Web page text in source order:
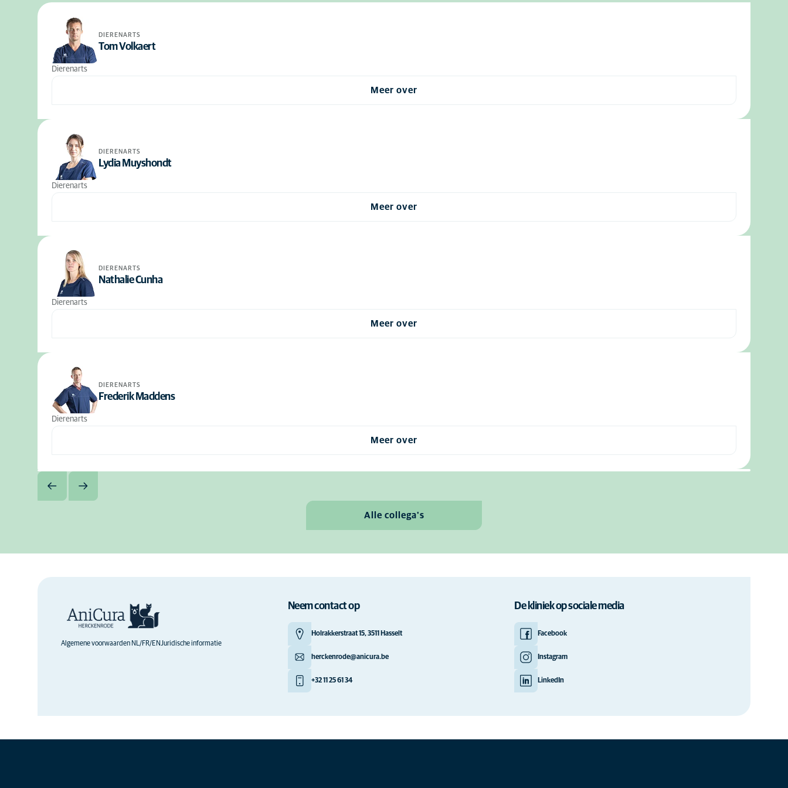
DIERENARTS
Tom Volkaert
Dierenarts
Meer over
DIERENARTS
Lydia Muyshondt
Dierenarts
Meer over
DIERENARTS
Nathalie Cunha
Dierenarts
Meer over
DIERENARTS
Frederik Maddens
Dierenarts
Meer over
Alle collega's
Algemene voorwaarden NL/FR/ENJuridische informatie
Neem contact op
Holrakkerstraat 15, 3511 Hasselt
herckenrode@anicura.be
+32 11 25 61 34
De kliniek op sociale media
Facebook
Instagram
LinkedIn